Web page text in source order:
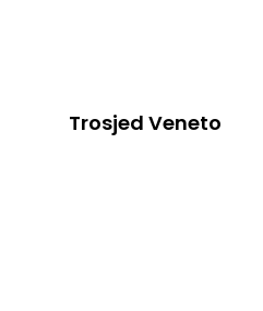
Trosjed Veneto